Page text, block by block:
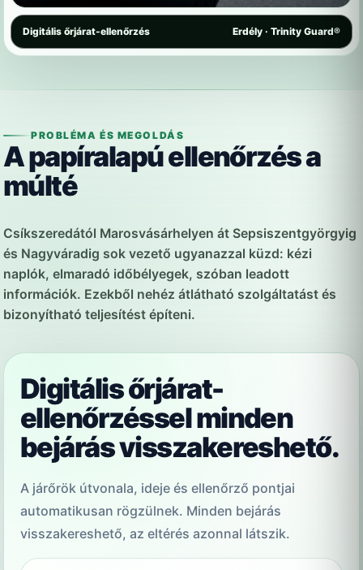
Digitális őrjárat-ellenőrzés Erdély · Trinity Guard®
PROBLÉMA ÉS MEGOLDÁS
A papíralapú ellenőrzés a
múlté
Csíkszeredától Marosvásárhelyen át Sepsiszentgyörgyig
és Nagyváradig sok vezető ugyanazzal küzd: kézi
naplók, elmaradó időbélyegek, szóban leadott
információk. Ezekből nehéz átlátható szolgáltatást és
bizonyítható teljesítést építeni.
Digitális őrjárat-
ellenőrzéssel minden
bejárás visszakereshető.
A járőrök útvonala, ideje és ellenőrző pontjai
automatikusan rögzülnek. Minden bejárás
visszakereshető, az eltérés azonnal látszik.